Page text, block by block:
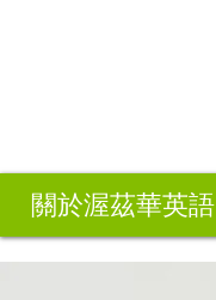
關於渥茲華英語